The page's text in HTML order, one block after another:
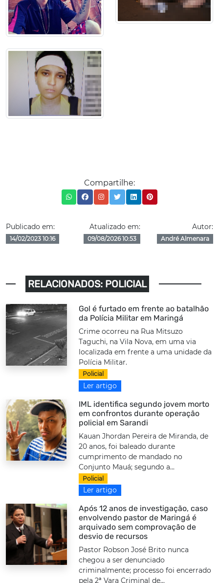
Compartilhe:
Publicado em:
14/02/2023 10:16
Atualizado em:
09/08/2026 10:53
Autor:
André Almenara
RELACIONADOS: POLICIAL
Gol é furtado em frente ao batalhão
da Polícia Militar em Maringá
Crime ocorreu na Rua Mitsuzo
Taguchi, na Vila Nova, em uma via
localizada em frente a uma unidade da
Polícia Militar.
Policial
Ler artigo
IML identifica segundo jovem morto
em confrontos durante operação
policial em Sarandi
Kauan Jhordan Pereira de Miranda, de
20 anos, foi baleado durante
cumprimento de mandado no
Conjunto Mauá; segundo a...
Policial
Ler artigo
Após 12 anos de investigação, caso
envolvendo pastor de Maringá é
arquivado sem comprovação de
desvio de recursos
Pastor Robson José Brito nunca
chegou a ser denunciado
criminalmente; processo foi encerrado
pela 2ª Vara Criminal de...